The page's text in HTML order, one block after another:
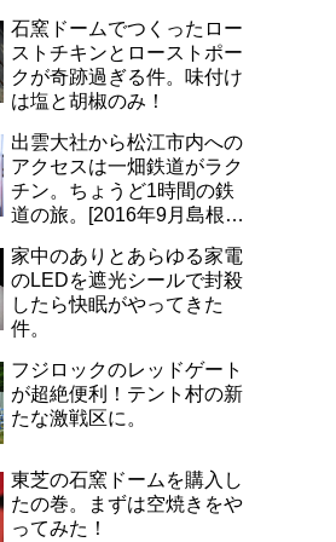
石窯ドームでつくったロー
ストチキンとローストポー
クが奇跡過ぎる件。味付け
は塩と胡椒のみ！
出雲大社から松江市内への
アクセスは一畑鉄道がラク
チン。ちょうど1時間の鉄
道の旅。[2016年9月島根旅
家中のありとあらゆる家電
のLEDを遮光シールで封殺
したら快眠がやってきた
件。
フジロックのレッドゲート
が超絶便利！テント村の新
たな激戦区に。
東芝の石窯ドームを購入し
たの巻。まずは空焼きをや
ってみた！